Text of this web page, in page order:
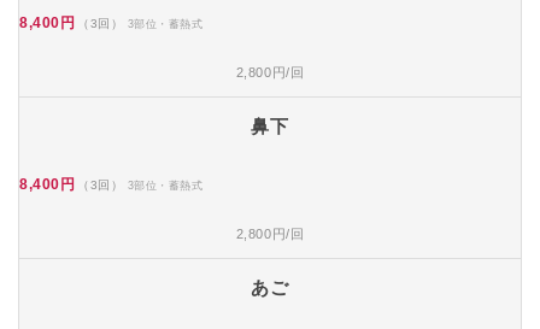
8,400円 （3回） 3部位・蓄熱式
2,800円/回
鼻下
8,400円 （3回） 3部位・蓄熱式
2,800円/回
あご